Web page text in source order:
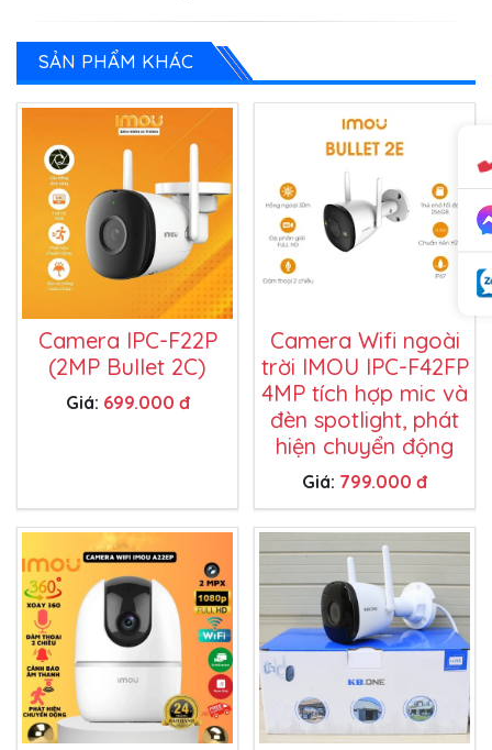
SẢN PHẨM KHÁC
Camera IPC-F22P
(2MP Bullet 2C)
Giá: 699.000 đ
Camera Wifi ngoài
trời IMOU IPC-F42FP
4MP tích hợp mic và
đèn spotlight, phát
hiện chuyển động
Giá: 799.000 đ